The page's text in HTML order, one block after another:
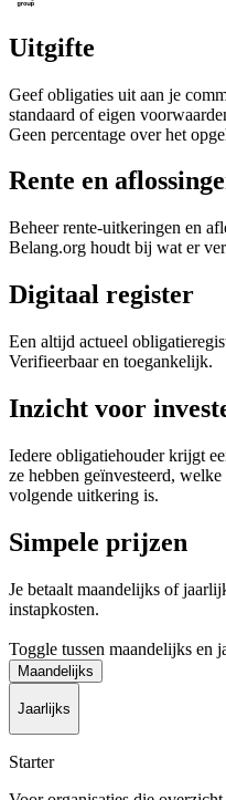
Uitgifte
Geef obligaties uit aan je
standaard of eigen
Geen percentage over het
Rente en
Beheer rente-uitkeringen en
Belang.org houdt bij wat er
Digitaal register
Een altijd actueel
Verifieerbaar en toegankelijk.
Inzicht voor
Iedere obligatiehouder krijgt
ze hebben geïnvesteerd,
volgende uitkering is.
Simpele prijzen
Je betaalt maandelijks of
instapkosten.
Toggle tussen maandelijks en
Maandelijks
Jaarlijks
Starter